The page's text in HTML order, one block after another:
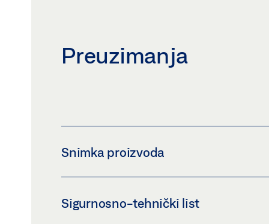
Preuzimanja
Snimka proizvoda
Preuzmi (PNG)
Sigurnosno-tehnički list